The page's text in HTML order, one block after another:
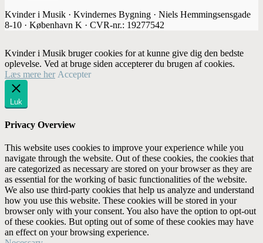
Kvinder i Musik · Kvindernes Bygning · Niels Hemmingsensgade
8-10 · København K · CVR-nr.: 19277542
Kvinder i Musik bruger cookies for at kunne give dig den bedste
oplevelse. Ved at bruge siden accepterer du brugen af cookies.
Læs mere her Accepter
Luk
Privacy Overview
This website uses cookies to improve your experience while you
navigate through the website. Out of these cookies, the cookies that
are categorized as necessary are stored on your browser as they are
as essential for the working of basic functionalities of the website.
We also use third-party cookies that help us analyze and understand
how you use this website. These cookies will be stored in your
browser only with your consent. You also have the option to opt-out
of these cookies. But opting out of some of these cookies may have
an effect on your browsing experience.